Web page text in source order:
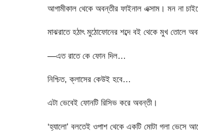
আগামীকাল থেকে অবন্তীর ফাইনাল এক্সাম। মন না
মাঝরাতে হঠাৎ মুঠোফোনের শব্দে বই থেকে মুখ তোলে
—এত রাতে কে ফোন দিল…
নিশ্চিত, ক্লাসের কেউই হবে…
এটা ভেবেই ফোনটি রিসিভ করে অবন্তী।
‘হ্যালো’ বলতেই ওপাশ থেকে একটি মোটা গলা ভেসে